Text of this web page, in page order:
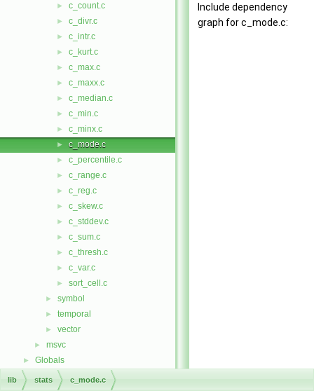
► c_count.c
► c_divr.c
► c_intr.c
► c_kurt.c
► c_max.c
► c_maxx.c
► c_median.c
► c_min.c
► c_minx.c
► c_mode.c
► c_percentile.c
► c_range.c
► c_reg.c
► c_skew.c
► c_stddev.c
► c_sum.c
► c_thresh.c
► c_var.c
► sort_cell.c
► symbol
► temporal
► vector
► msvc
► Globals
Include dependency
graph for c_mode.c:
lib stats c_mode.c